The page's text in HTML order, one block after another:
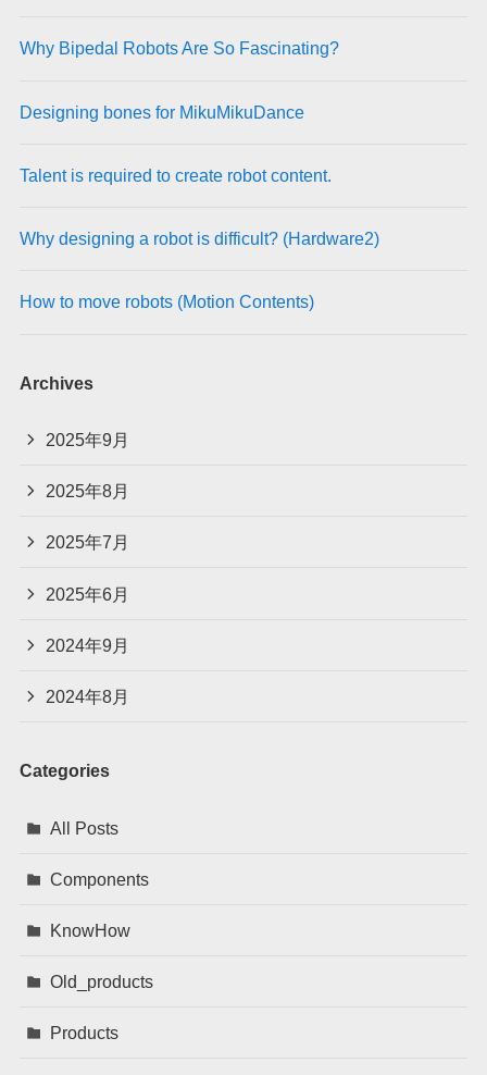
Why Bipedal Robots Are So Fascinating?
Designing bones for MikuMikuDance
Talent is required to create robot content.
Why designing a robot is difficult? (Hardware2)
How to move robots (Motion Contents)
Archives
2025年9月
2025年8月
2025年7月
2025年6月
2024年9月
2024年8月
Categories
All Posts
Components
KnowHow
Old_products
Products